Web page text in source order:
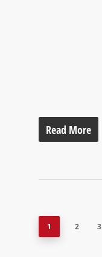
Read More
1 2 3